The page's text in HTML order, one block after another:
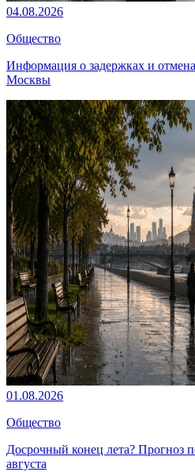
04.08.2026
Общество
Информация о задержках и
Москвы
01.08.2026
Общество
Досрочный конец лета? Прогноз
августа